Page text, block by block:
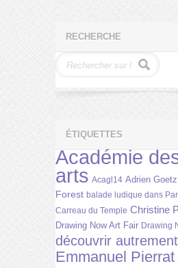
RECHERCHE
ÉTIQUETTES
Académie
arts Acagl14 Adrien Goetz
Forest balade ludique dans
Carreau du Temple Christine
Drawing Now Art Fair Drawing
découvrir
Emmanuel Pierrat